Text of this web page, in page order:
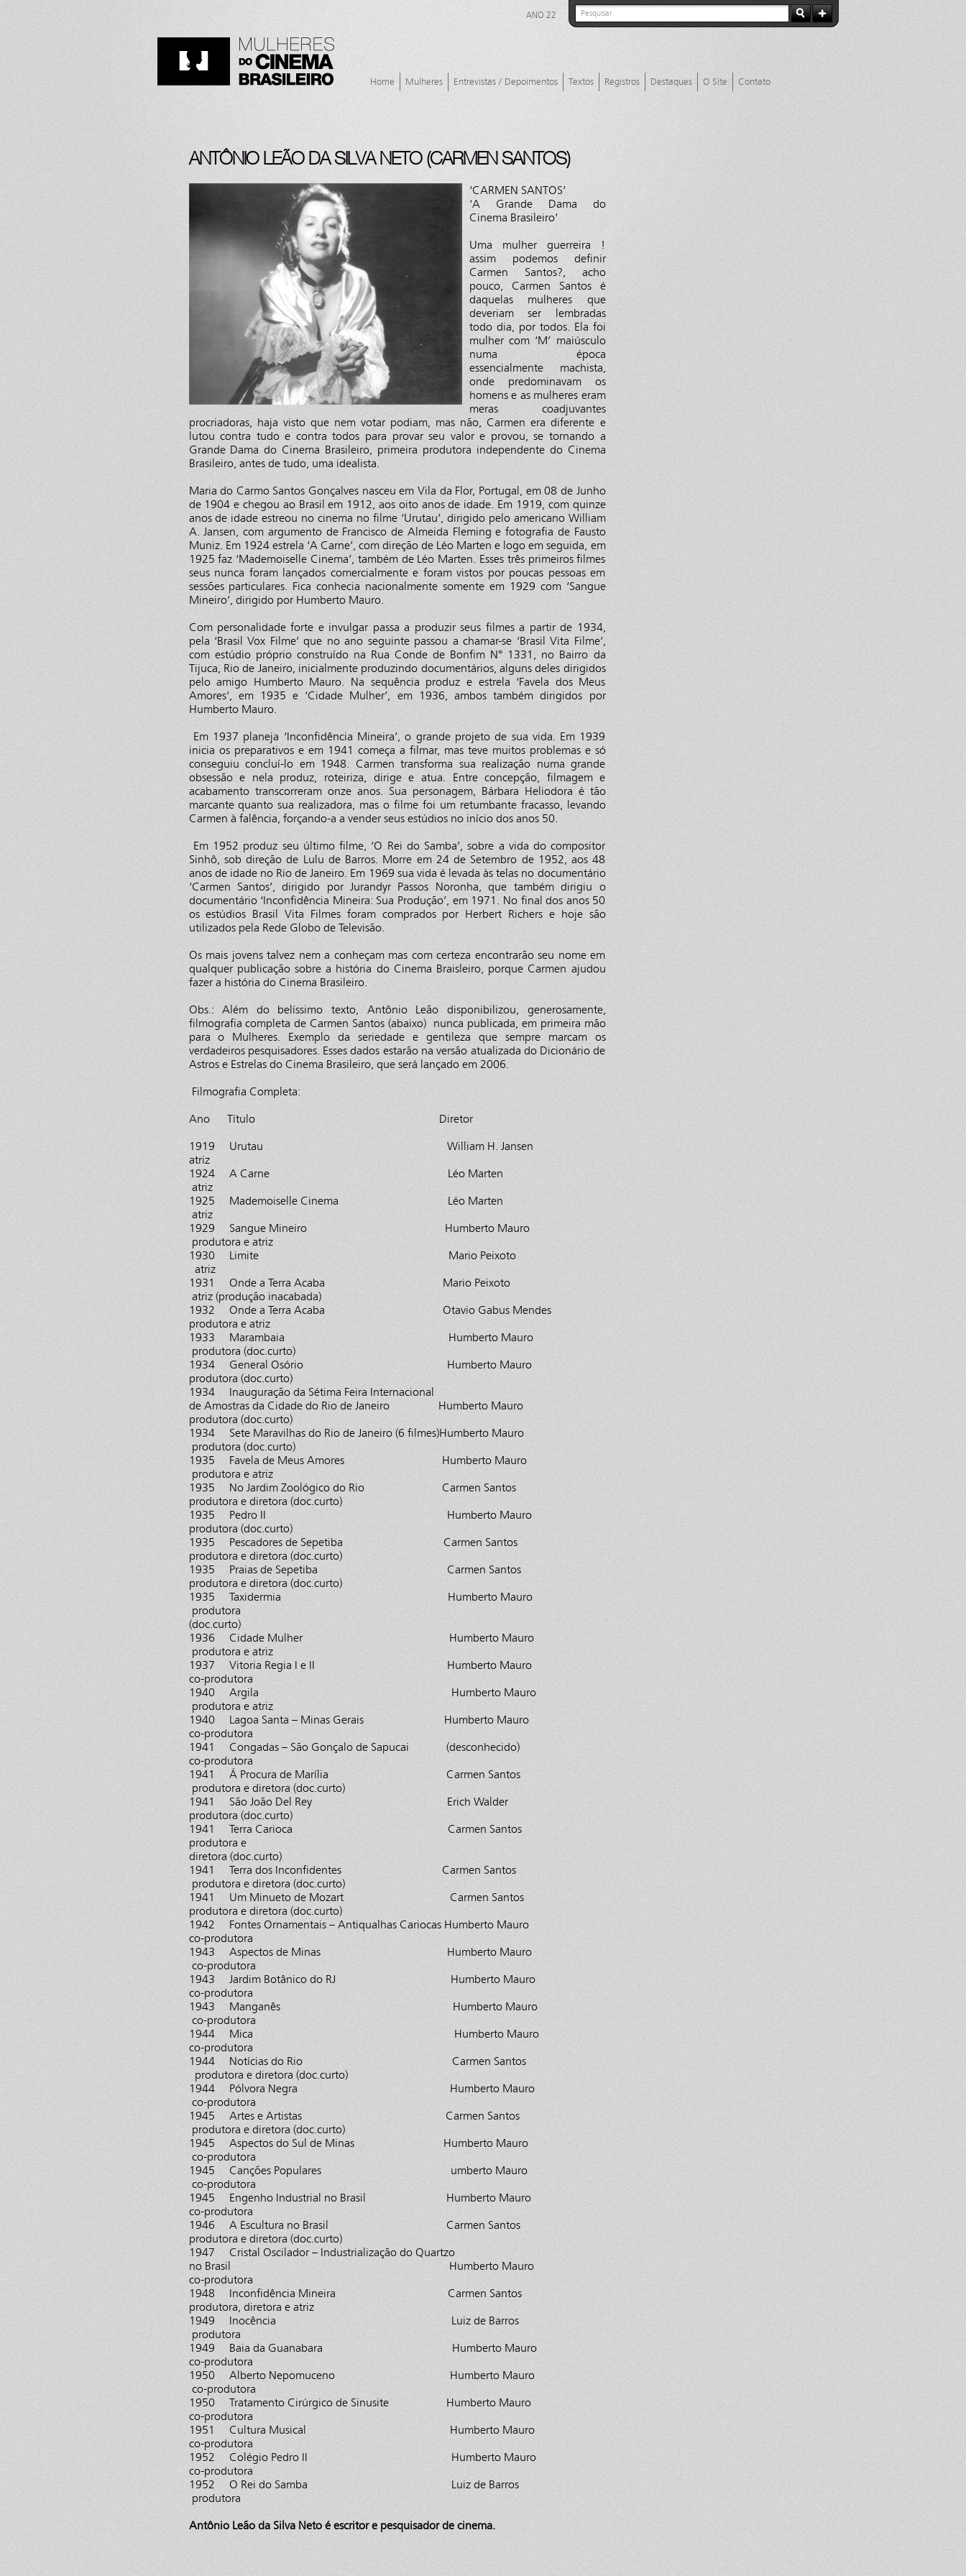
ANO 22
Home Mulheres Entrevistas / Depoimentos Textos Registros Destaques O Site Contato
ANTÔNIO LEÃO DA SILVA NETO (CARMEN SANTOS)
‘CARMEN SANTOS’
‘A Grande Dama do
Cinema Brasileiro’
Uma mulher guerreira !
assim podemos definir
Carmen Santos?, acho
pouco, Carmen Santos é
daquelas mulheres que
deveriam ser lembradas
todo dia, por todos. Ela foi
mulher com ‘M’ maiúsculo
numa época
essencialmente machista,
onde predominavam os
homens e as mulheres eram
meras coadjuvantes
procriadoras, haja visto que nem votar podiam, mas não, Carmen era diferente e
lutou contra tudo e contra todos para provar seu valor e provou, se tornando a
Grande Dama do Cinema Brasileiro, primeira produtora independente do Cinema
Brasileiro, antes de tudo, uma idealista.
Maria do Carmo Santos Gonçalves nasceu em Vila da Flor, Portugal, em 08 de Junho
de 1904 e chegou ao Brasil em 1912, aos oito anos de idade. Em 1919, com quinze
anos de idade estreou no cinema no filme ‘Urutau’, dirigido pelo americano William
A. Jansen, com argumento de Francisco de Almeida Fleming e fotografia de Fausto
Muniz. Em 1924 estrela ‘A Carne’, com direção de Léo Marten e logo em seguida, em
1925 faz ‘Mademoiselle Cinema’, também de Léo Marten. Esses três primeiros filmes
seus nunca foram lançados comercialmente e foram vistos por poucas pessoas em
sessões particulares. Fica conhecia nacionalmente somente em 1929 com ‘Sangue
Mineiro’, dirigido por Humberto Mauro.
Com personalidade forte e invulgar passa a produzir seus filmes a partir de 1934,
pela ‘Brasil Vox Filme’ que no ano seguinte passou a chamar-se ‘Brasil Vita Filme’,
com estúdio próprio construído na Rua Conde de Bonfim N° 1331, no Bairro da
Tijuca, Rio de Janeiro, inicialmente produzindo documentários, alguns deles dirigidos
pelo amigo Humberto Mauro. Na sequência produz e estrela ‘Favela dos Meus
Amores’, em 1935 e ‘Cidade Mulher’, em 1936, ambos também dirigidos por
Humberto Mauro.
Em 1937 planeja ‘Inconfidência Mineira’, o grande projeto de sua vida. Em 1939
inicia os preparativos e em 1941 começa a filmar, mas teve muitos problemas e só
conseguiu concluí-lo em 1948. Carmen transforma sua realização numa grande
obsessão e nela produz, roteiriza, dirige e atua. Entre concepção, filmagem e
acabamento transcorreram onze anos. Sua personagem, Bárbara Heliodora é tão
marcante quanto sua realizadora, mas o filme foi um retumbante fracasso, levando
Carmen à falência, forçando-a a vender seus estúdios no início dos anos 50.
Em 1952 produz seu último filme, ‘O Rei do Samba’, sobre a vida do compositor
Sinhô, sob direção de Lulu de Barros. Morre em 24 de Setembro de 1952, aos 48
anos de idade no Rio de Janeiro. Em 1969 sua vida é levada às telas no documentário
‘Carmen Santos’, dirigido por Jurandyr Passos Noronha, que também dirigiu o
documentário ‘Inconfidência Mineira: Sua Produção’, em 1971. No final dos anos 50
os estúdios Brasil Vita Filmes foram comprados por Herbert Richers e hoje são
utilizados pela Rede Globo de Televisão.
Os mais jovens talvez nem a conheçam mas com certeza encontrarão seu nome em
qualquer publicação sobre a história do Cinema Braisleiro, porque Carmen ajudou
fazer a história do Cinema Brasileiro.
Obs.: Além do belíssimo texto, Antônio Leão disponibilizou, generosamente,
filmografia completa de Carmen Santos (abaixo) nunca publicada, em primeira mão
para o Mulheres. Exemplo da seriedade e gentileza que sempre marcam os
verdadeiros pesquisadores. Esses dados estarão na versão atualizada do Dicionário de
Astros e Estrelas do Cinema Brasileiro, que será lançado em 2006.
Filmografia Completa:
Ano Título Diretor
1919 Urutau William H. Jansen
atriz
1924 A Carne Léo Marten
atriz
1925 Mademoiselle Cinema Léo Marten
atriz
1929 Sangue Mineiro Humberto Mauro
produtora e atriz
1930 Limite Mario Peixoto
atriz
1931 Onde a Terra Acaba Mario Peixoto
atriz (produção inacabada)
1932 Onde a Terra Acaba Otavio Gabus Mendes
produtora e atriz
1933 Marambaia Humberto Mauro
produtora (doc.curto)
1934 General Osório Humberto Mauro
produtora (doc.curto)
1934 Inauguração da Sétima Feira Internacional
de Amostras da Cidade do Rio de Janeiro Humberto Mauro
produtora (doc.curto)
1934 Sete Maravilhas do Rio de Janeiro (6 filmes)Humberto Mauro
produtora (doc.curto)
1935 Favela de Meus Amores Humberto Mauro
produtora e atriz
1935 No Jardim Zoológico do Rio Carmen Santos
produtora e diretora (doc.curto)
1935 Pedro II Humberto Mauro
produtora (doc.curto)
1935 Pescadores de Sepetiba Carmen Santos
produtora e diretora (doc.curto)
1935 Praias de Sepetiba Carmen Santos
produtora e diretora (doc.curto)
1935 Taxidermia Humberto Mauro
produtora
(doc.curto)
1936 Cidade Mulher Humberto Mauro
produtora e atriz
1937 Vitoria Regia I e II Humberto Mauro
co-produtora
1940 Argila Humberto Mauro
produtora e atriz
1940 Lagoa Santa – Minas Gerais Humberto Mauro
co-produtora
1941 Congadas – São Gonçalo de Sapucai (desconhecido)
co-produtora
1941 Á Procura de Marília Carmen Santos
produtora e diretora (doc.curto)
1941 São João Del Rey Erich Walder
produtora (doc.curto)
1941 Terra Carioca Carmen Santos
produtora e
diretora (doc.curto)
1941 Terra dos Inconfidentes Carmen Santos
produtora e diretora (doc.curto)
1941 Um Minueto de Mozart Carmen Santos
produtora e diretora (doc.curto)
1942 Fontes Ornamentais – Antiqualhas Cariocas Humberto Mauro
co-produtora
1943 Aspectos de Minas Humberto Mauro
co-produtora
1943 Jardim Botânico do RJ Humberto Mauro
co-produtora
1943 Manganês Humberto Mauro
co-produtora
1944 Mica Humberto Mauro
co-produtora
1944 Notícias do Rio Carmen Santos
produtora e diretora (doc.curto)
1944 Pólvora Negra Humberto Mauro
co-produtora
1945 Artes e Artistas Carmen Santos
produtora e diretora (doc.curto)
1945 Aspectos do Sul de Minas Humberto Mauro
co-produtora
1945 Canções Populares umberto Mauro
co-produtora
1945 Engenho Industrial no Brasil Humberto Mauro
co-produtora
1946 A Escultura no Brasil Carmen Santos
produtora e diretora (doc.curto)
1947 Cristal Oscilador – Industrialização do Quartzo
no Brasil Humberto Mauro
co-produtora
1948 Inconfidência Mineira Carmen Santos
produtora, diretora e atriz
1949 Inocência Luiz de Barros
produtora
1949 Baia da Guanabara Humberto Mauro
co-produtora
1950 Alberto Nepomuceno Humberto Mauro
co-produtora
1950 Tratamento Cirúrgico de Sinusite Humberto Mauro
co-produtora
1951 Cultura Musical Humberto Mauro
co-produtora
1952 Colégio Pedro II Humberto Mauro
co-produtora
1952 O Rei do Samba Luiz de Barros
produtora
Antônio Leão da Silva Neto é escritor e pesquisador de cinema.